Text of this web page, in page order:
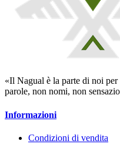
«Il Nagual è la parte di noi per
parole, non nomi, non
Informazioni
Condizioni di vendita